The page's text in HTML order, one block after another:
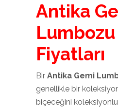
Antika
Lumbozu
Fiyatları
Bir Antika Gemi
genellikle bir
biçeceğini